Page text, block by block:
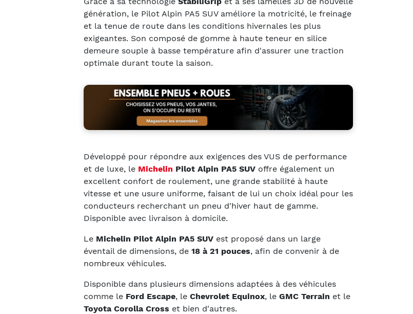
génération, le Pilot Alpin PA5 SUV améliore la motricité, le freinage
et la tenue de route dans les conditions hivernales les plus
exigeantes. Son composé de gomme à haute teneur en silice
demeure souple à basse température afin d'assurer une traction
optimale durant toute la saison.
Développé pour répondre aux exigences des VUS de performance
et de luxe, le Michelin Pilot Alpin PA5 SUV offre également un
excellent confort de roulement, une grande stabilité à haute
vitesse et une usure uniforme, faisant de lui un choix idéal pour les
conducteurs recherchant un pneu d'hiver haut de gamme.
Disponible avec livraison à domicile.
Le Michelin Pilot Alpin PA5 SUV est proposé dans un large
éventail de dimensions, de 18 à 21 pouces, afin de convenir à de
nombreux véhicules.
Disponible dans plusieurs dimensions adaptées à des véhicules
comme le Ford Escape, le Chevrolet Equinox, le GMC Terrain et le
Toyota Corolla Cross et bien d'autres.